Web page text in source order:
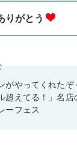
がやってくれた
超えてる！」名
ーフェス